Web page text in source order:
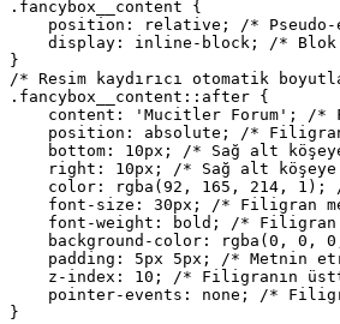
.fancybox__content {
position: relative; /*
display: inline-block; /*
}
/* Resim kaydırıcı otomatik
.fancybox__content::after {
content: 'Mucitler Forum'; /*
position: absolute; /*
bottom: 10px; /* Sağ alt
right: 10px; /* Sağ alt
color: rgba(92, 165, 214, 1);
font-size: 30px; /* Filigran
font-weight: bold; /*
background-color: rgba(0, 0,
padding: 5px 5px; /* Metnin
z-index: 10; /* Filigranın
pointer-events: none; /*
}